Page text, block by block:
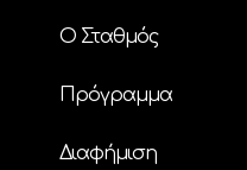
Ο Σταθμός
Πρόγραμμα
Διαφήμιση